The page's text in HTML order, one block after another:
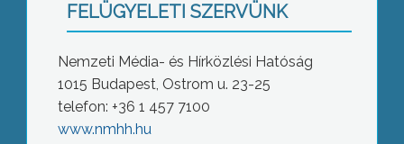
FELÜGYELETI SZERVÜNK
Nemzeti Média- és Hírközlési Hatóság
1015 Budapest, Ostrom u. 23-25
telefon: +36 1 457 7100
www.nmhh.hu